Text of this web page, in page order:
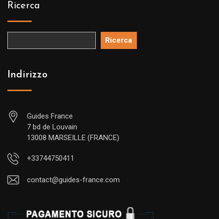
Ricerca
Ricerca
Indirizzo
Guides France
7 bd de Louvain
13008 MARSEILLE (FRANCE)
+33744750411
contact@guides-france.com